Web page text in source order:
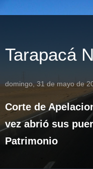
Tarapacá
domingo, 31 de mayo de
Corte de
vez abrió sus
Patrimonio